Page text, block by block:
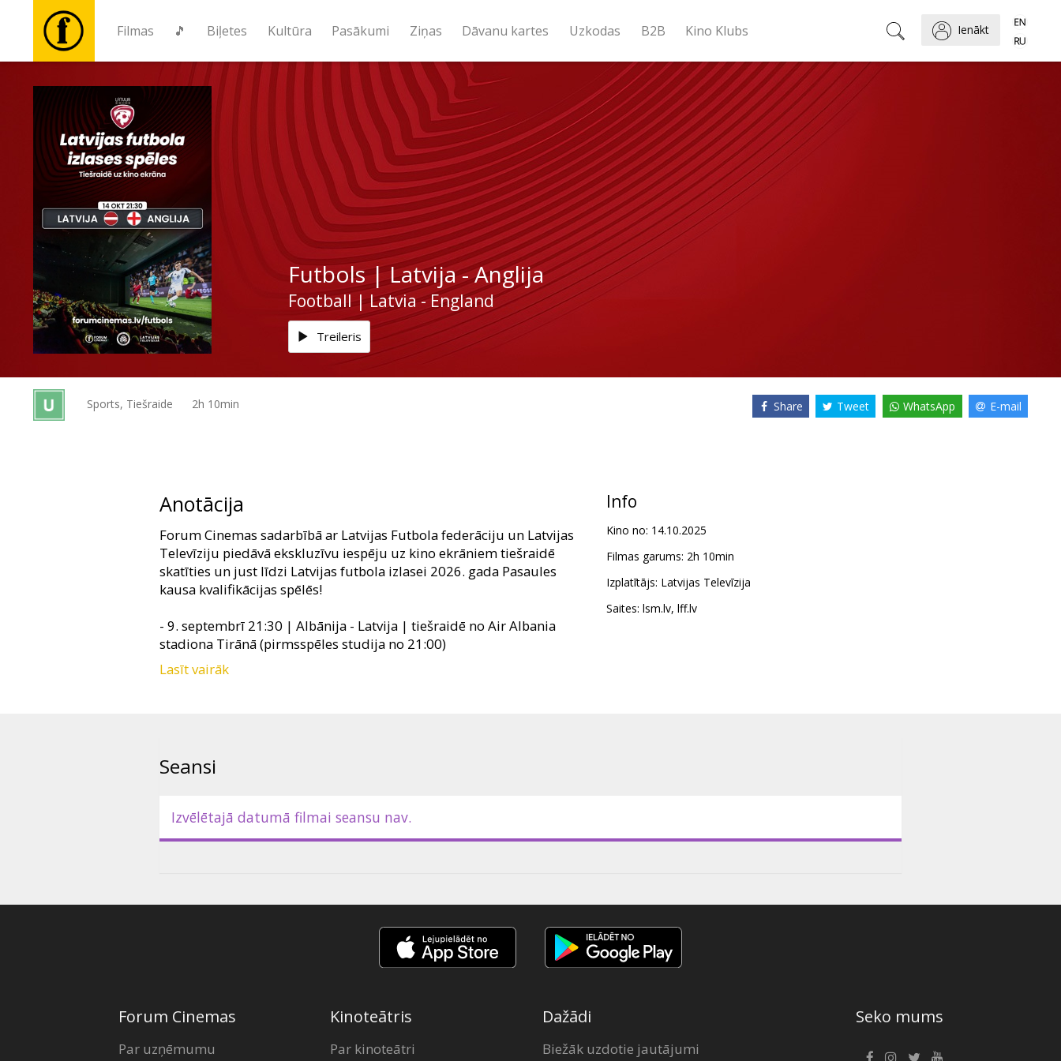
Filmas 🎵 Biļetes Kultūra Pasākumi Ziņas Dāvanu kartes Uzkodas B2B Kino Klubs Ienākt
Filmas
Biļetes
Kultūra
Pasākumi
Ziņas
kartes
Futbols | Latvija - Anglija
Football | Latvia - England
Treileris
Sports, Tiešraide 2h 10min Share Tweet WhatsApp E-mail
Anotācija
Forum Cinemas sadarbībā ar Latvijas Futbola federāciju un Latvijas
Televīziju piedāvā ekskluzīvu iespēju uz kino ekrāniem tiešraidē
skatīties un just līdzi Latvijas futbola izlasei 2026. gada Pasaules
kausa kvalifikācijas spēlēs!
- 9. septembrī 21:30 | Albānija - Latvija | tiešraidē no Air Albania
stadiona Tirānā (pirmsspēles studija no 21:00)
- 14. oktobrī 21:30 | Latvija - Anglija | tiešraidē no BTA Daugavas
5,00 EUR (iepriekšpārdošanā)
Lasīt vairāk
Info
Kino no: 14.10.2025
Filmas garums: 2h 10min
Izplatītājs: Latvijas Televīzija
Saites: lsm.lv, lff.lv
Seansi
Izvēlētajā datumā filmai seansu nav.
Forum Cinemas
Par uzņēmumu
Kinoteātris
Par kinoteātri
Dažādi
Biežāk uzdotie jautājumi
Seko mums